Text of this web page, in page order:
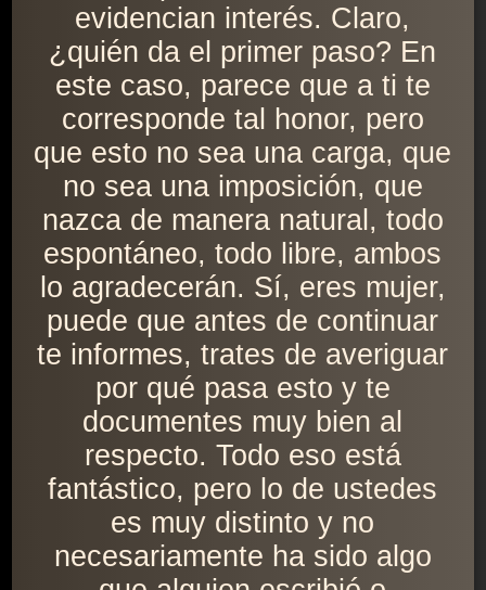
evidencian interés. Claro,
¿quién da el primer paso? En
este caso, parece que a ti te
corresponde tal honor, pero
que esto no sea una carga, que
no sea una imposición, que
nazca de manera natural, todo
espontáneo, todo libre, ambos
lo agradecerán. Sí, eres mujer,
puede que antes de continuar
te informes, trates de averiguar
por qué pasa esto y te
documentes muy bien al
respecto. Todo eso está
fantástico, pero lo de ustedes
es muy distinto y no
necesariamente ha sido algo